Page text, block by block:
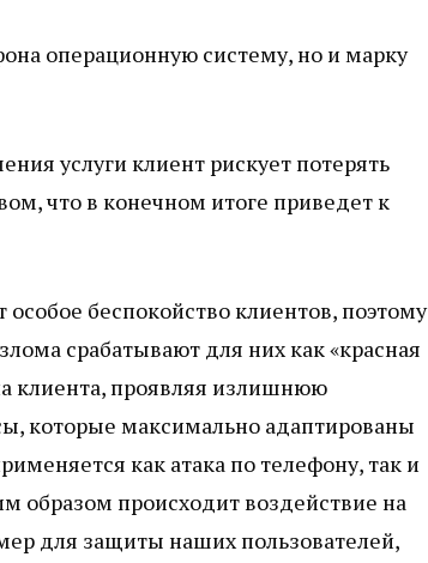
операционную систему, но и марку
услуги клиент рискует потерять
что в конечном итоге приведет к
беспокойство клиентов, поэтому
срабатывают для них как «красная
клиента, проявляя излишнюю
которые максимально адаптированы
как атака по телефону, так и
образом происходит воздействие на
для защиты наших пользователей,